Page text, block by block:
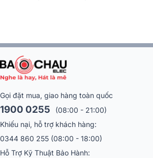
Gọi đặt mua, giao hàng toàn quốc
1900 0255
(08:00 - 21:00)
Khiếu nại, hỗ trợ khách hàng:
0344 860 255(08:00 - 18:00)